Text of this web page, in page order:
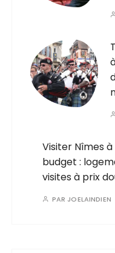
Visiter Nîmes
budget :
visites à prix
PAR JOELAINDIEN